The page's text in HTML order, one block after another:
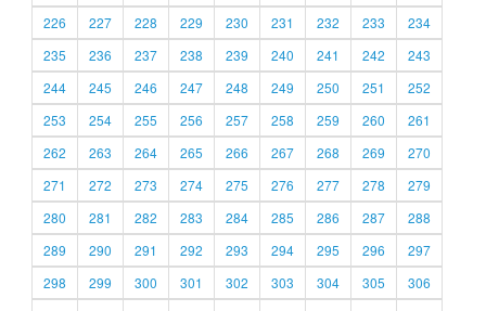
226
227 228 229 230 231 232 233
234
235
236 237 238 239 240 241 242
243
244
245 246 247 248 249 250 251
252
253
254 255 256 257 258 259 260
261
262
263 264 265 266 267 268 269
270
271
272 273 274 275 276 277 278
279
280
281 282 283 284 285 286 287
288
289
290 291 292 293 294 295 296
297
298
299 300 301 302 303 304 305
306